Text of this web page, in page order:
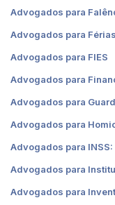
Advogados para
Advogados para Férias
Advogados para FIES
Advogados para
Advogados para
Advogados para
Advogados para
Advogados para
Advogados para